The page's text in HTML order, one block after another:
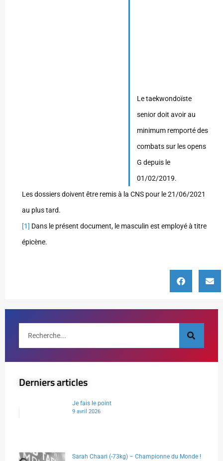
Le taekwondoïste
senior doit avoir au
minimum remporté des
combats sur les opens
G depuis le
01/02/2019.
Les dossiers doivent être remis à la CNS pour le 21/06/2021
au plus tard.
[1] Dans le présent document, le masculin est employé à titre
épicène.
Derniers articles
Je fais le point
9 avril 2026
Sarah Chaari (-73kg) – Championne du Monde !